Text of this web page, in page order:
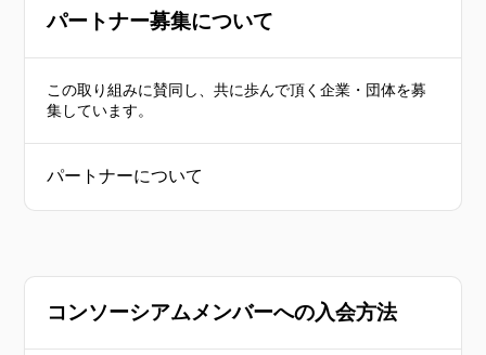
パートナー募集について
この取り組みに賛同し、共に歩んで頂く企業・団体を募
集しています。
パートナーについて
コンソーシアムメンバーへの入会方法